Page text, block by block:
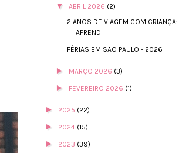
▼ ABRIL 2026 (2)
2 ANOS DE VIAGEM COM
APRENDI
FÉRIAS EM SÃO PAULO - 2026
► MARÇO 2026 (3)
► FEVEREIRO 2026 (1)
► 2025 (22)
► 2024 (15)
► 2023 (39)